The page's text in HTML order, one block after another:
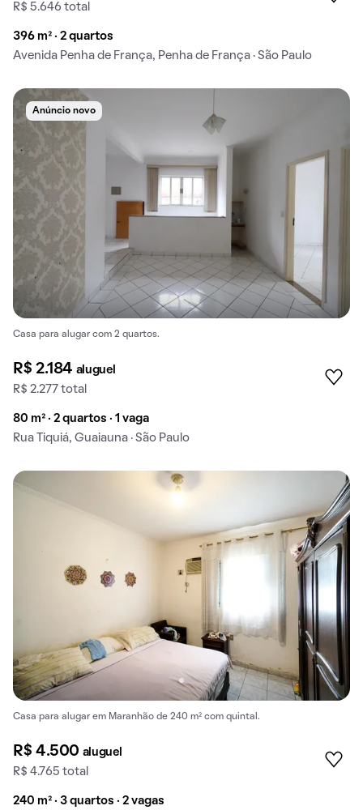
R$ 5.646 total
396 m² · 2 quartos
Avenida Penha de França, Penha de França · São Paulo
Anúncio novo
Casa para alugar com 2 quartos.
R$ 2.184 aluguel
R$ 2.277 total
80 m² · 2 quartos · 1 vaga
Rua Tiquiá, Guaiauna · São Paulo
Casa para alugar em Maranhão de 240 m² com quintal.
R$ 4.500 aluguel
R$ 4.765 total
240 m² · 3 quartos · 2 vagas